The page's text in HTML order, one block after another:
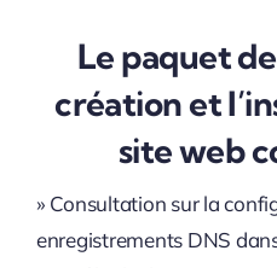
Le paquet
création et
site web
» Consultation sur la
enregistrements DNS